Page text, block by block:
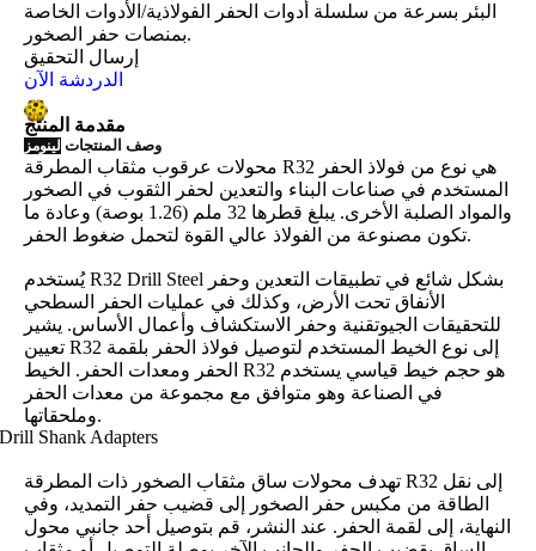
البئر بسرعة من سلسلة أدوات الحفر الفولاذية/الأدوات الخاصة
بمنصات حفر الصخور.
إرسال التحقيق
الدردشة الآن
مقدمة المنتج
وصف المنتجات لينومز
محولات عرقوب مثقاب المطرقة R32 هي نوع من فولاذ الحفر
المستخدم في صناعات البناء والتعدين لحفر الثقوب في الصخور
والمواد الصلبة الأخرى. يبلغ قطرها 32 ملم (1.26 بوصة) وعادة ما
تكون مصنوعة من الفولاذ عالي القوة لتحمل ضغوط الحفر.
يُستخدم R32 Drill Steel بشكل شائع في تطبيقات التعدين وحفر
الأنفاق تحت الأرض، وكذلك في عمليات الحفر السطحي
للتحقيقات الجيوتقنية وحفر الاستكشاف وأعمال الأساس. يشير
تعيين R32 إلى نوع الخيط المستخدم لتوصيل فولاذ الحفر بلقمة
الحفر ومعدات الحفر. الخيط R32 هو حجم خيط قياسي يستخدم
في الصناعة وهو متوافق مع مجموعة من معدات الحفر
وملحقاتها.
تهدف محولات ساق مثقاب الصخور ذات المطرقة R32 إلى نقل
الطاقة من مكبس حفر الصخور إلى قضيب حفر التمديد، وفي
النهاية، إلى لقمة الحفر. عند النشر، قم بتوصيل أحد جانبي محول